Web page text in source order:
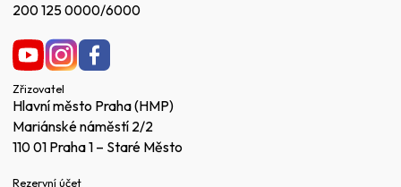
200 125 0000/6000
Zřizovatel
Hlavní město Praha (HMP)
Mariánské náměstí 2/2
110 01 Praha 1 – Staré Město
Rezervní účet